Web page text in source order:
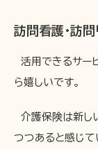
訪問看護・訪
活用できるサー
ら嬉しいです。
介護保険は新し
つつあると感じて